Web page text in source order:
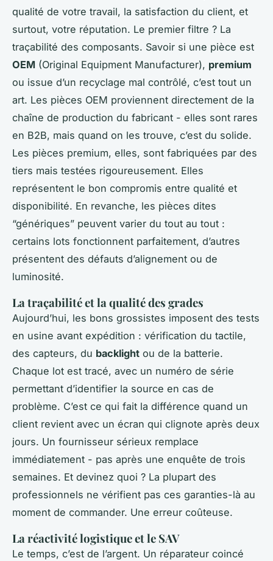
qualité de votre travail, la satisfaction du client, et
surtout, votre réputation. Le premier filtre ? La
traçabilité des composants. Savoir si une pièce est
OEM (Original Equipment Manufacturer), premium
ou issue d’un recyclage mal contrôlé, c’est tout un
art. Les pièces OEM proviennent directement de la
chaîne de production du fabricant - elles sont rares
en B2B, mais quand on les trouve, c’est du solide.
Les pièces premium, elles, sont fabriquées par des
tiers mais testées rigoureusement. Elles
représentent le bon compromis entre qualité et
disponibilité. En revanche, les pièces dites
“génériques” peuvent varier du tout au tout :
certains lots fonctionnent parfaitement, d’autres
présentent des défauts d’alignement ou de
luminosité.
La traçabilité et la qualité des grades
Aujourd’hui, les bons grossistes imposent des tests
en usine avant expédition : vérification du tactile,
des capteurs, du backlight ou de la batterie.
Chaque lot est tracé, avec un numéro de série
permettant d’identifier la source en cas de
problème. C’est ce qui fait la différence quand un
client revient avec un écran qui clignote après deux
jours. Un fournisseur sérieux remplace
immédiatement - pas après une enquête de trois
semaines. Et devinez quoi ? La plupart des
professionnels ne vérifient pas ces garanties-là au
moment de commander. Une erreur coûteuse.
La réactivité logistique et le SAV
Le temps, c’est de l’argent. Un réparateur coincé